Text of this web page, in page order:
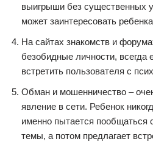
выигрыши без существенных
может заинтересовать
На сайтах знакомств и
безобидные личности, всегда
встретить пользователя с
Обман и мошенничество –
явление в сети. Ребенок
именно пытается пообщаться
темы, а потом предлагает